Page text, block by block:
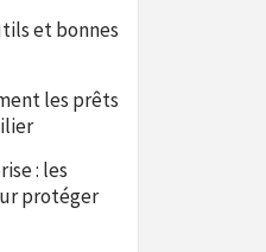
et bonnes
les prêts
: les
protéger